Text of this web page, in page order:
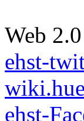
Web 2.0
ehst-
ehst-